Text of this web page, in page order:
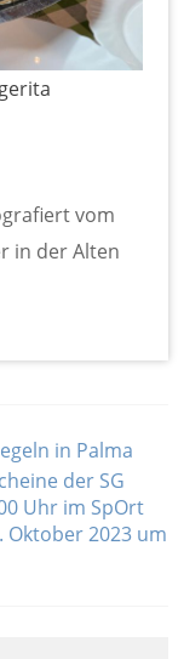
vom
in der Alten
in Palma
der SG
Uhr im SpOrt
Oktober 2023 um